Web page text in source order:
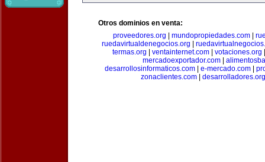
Otros dominios en venta:
proveedores.org
mundopropiedades.com
ruedavirtualdenegocios.org
termas.org
ventainternet.com votaciones.org
mercadoexportador.com|
desarrollosinformaticos.com| e-mercado.com|
zonaclientes.com
desarrolladores.org